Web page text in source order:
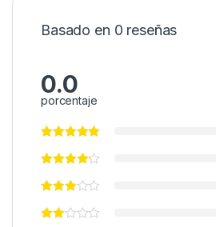
Basado en 0 reseñas
0.0
porcentaje